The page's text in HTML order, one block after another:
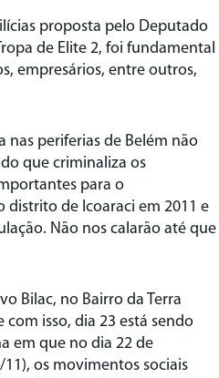
proposta pelo Deputado
de Elite 2, foi fundamental
empresários, entre outros,
nas periferias de Belém não
que criminaliza os
para o
de Icoaraci em 2011 e
Não nos calarão até que
Bilac, no Bairro da Terra
isso, dia 23 está sendo
em que no dia 22 de
os movimentos sociais